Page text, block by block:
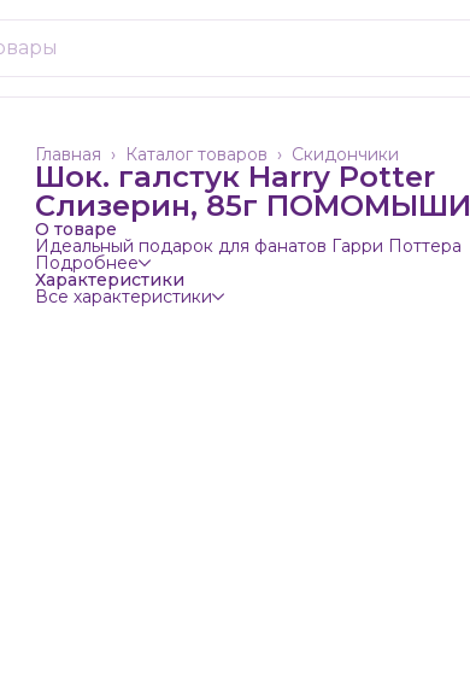
Скидончики
Каталог товаров ›
Главная ›
Шок. галстук Harry Potter
Слизерин, 85г ПОМОМЫШИ
О товаре
Идеальный подарок для фанатов Гарри Поттера
Подробнее
Характеристики
Все характеристики